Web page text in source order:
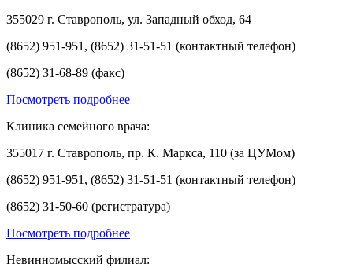
355029 г. Ставрополь, ул. Западный обход, 64
(8652) 951-951, (8652) 31-51-51 (контактный телефон)
(8652) 31-68-89 (факс)
Посмотреть подробнее
Клиника семейного врача:
355017 г. Ставрополь, пр. К. Маркса, 110 (за ЦУМом)
(8652) 951-951, (8652) 31-51-51 (контактный телефон)
(8652) 31-50-60 (регистратура)
Посмотреть подробнее
Невинномысский филиал: